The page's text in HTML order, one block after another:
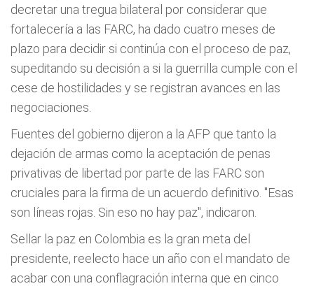
decretar una tregua bilateral por considerar que
fortalecería a las FARC, ha dado cuatro meses de
plazo para decidir si continúa con el proceso de paz,
supeditando su decisión a si la guerrilla cumple con el
cese de hostilidades y se registran avances en las
negociaciones.
Fuentes del gobierno dijeron a la AFP que tanto la
dejación de armas como la aceptación de penas
privativas de libertad por parte de las FARC son
cruciales para la firma de un acuerdo definitivo. "Esas
son líneas rojas. Sin eso no hay paz", indicaron.
Sellar la paz en Colombia es la gran meta del
presidente, reelecto hace un año con el mandato de
acabar con una conflagración interna que en cinco